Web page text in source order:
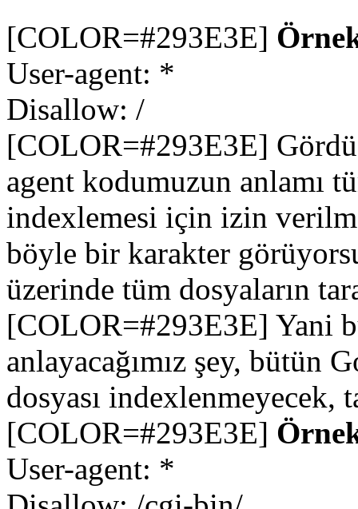
[COLOR=#293E3E]
User-agent: *
Disallow: /
[COLOR=#293E3E]
agent kodumuzun anlamı
indexlemesi için izin
böyle bir karakter
üzerinde tüm dosyaların
[COLOR=#293E3E] Yani
anlayacağımız şey, bütün
dosyası indexlenmeyecek,
[COLOR=#293E3E]
User-agent: *